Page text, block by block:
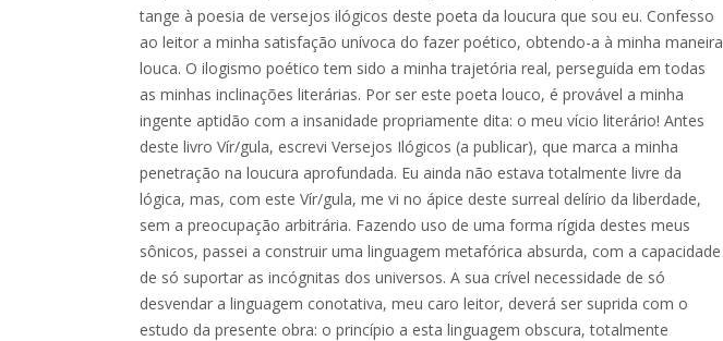
tange à poesia de versejos ilógicos deste poeta da loucura que sou eu. Confesso
ao leitor a minha satisfação unívoca do fazer poético, obtendo-a à minha maneira
louca. O ilogismo poético tem sido a minha trajetória real, perseguida em todas
as minhas inclinações literárias. Por ser este poeta louco, é provável a minha
ingente aptidão com a insanidade propriamente dita: o meu vício literário! Antes
deste livro Vír/gula, escrevi Versejos Ilógicos (a publicar), que marca a minha
penetração na loucura aprofundada. Eu ainda não estava totalmente livre da
lógica, mas, com este Vír/gula, me vi no ápice deste surreal delírio da liberdade,
sem a preocupação arbitrária. Fazendo uso de uma forma rígida destes meus
sônicos, passei a construir uma linguagem metafórica absurda, com a capacidade
de só suportar as incógnitas dos universos. A sua crível necessidade de só
desvendar a linguagem conotativa, meu caro leitor, deverá ser suprida com o
estudo da presente obra: o princípio a esta linguagem obscura, totalmente